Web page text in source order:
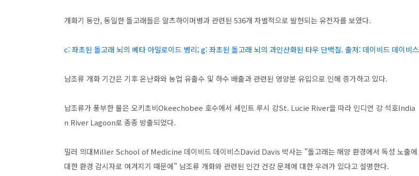
개화기 동안, 동일한 돌고래들은 알츠하이머병과 관련된 536개 차별적으로 발현되는 유전자를 보였다.
c: 좌초된 돌고래 뇌의 베타 아밀로이드 병리; g: 좌초된 돌고래 뇌의 과인산화된 타우 단백질. 출처: 데이비드 데이비스
남조류 개화 기간은 기후 온난화와 농업 유출수 및 하수 배출과 관련된 영양분 유입으로 인해 증가하고 있다.
남조류가 풍부한 물은 오키초비Okeechobee 호수에서 세인트 루시 강St. Lucie River을 따라 인디언 강 석호India
n River Lagoon로 종종 방출되었다.
밀러 의대Miller School of Medicine 데이비드 데이비스David Davis 박사는 "돌고래는 해양 환경에서 독성 노출에
대한 환경 감시자로 여겨지기 때문에" 남조류 개화와 관련된 인간 건강 문제에 대한 우려가 있다고 설명한다.